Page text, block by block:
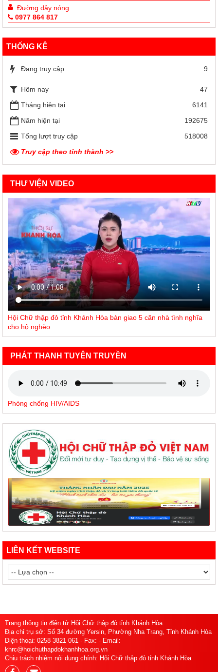
Đường dây nóng
0977 864 817
THỐNG KÊ
Đang truy cập 9
Hôm nay
47
Tháng hiện tại
6141
Năm hiện tại
192675
Tổng lượt truy cập
518008
Truy cập theo tỉnh thành >>
THƯ VIỆN VIDEO
Hội Chữ thập đỏ tỉnh Khánh Hòa bàn giao 5 căn nhà tình nghĩa
cho hộ nghèo
PHÁT THANH TUYÊN TRUYỀN
Phòng chống HIV/AIDS
LIÊN KẾT WEBSITE
Trang thông tin điện tử Hội Chữ thập đỏ tỉnh Khánh Hòa
Địa chỉ trụ sở: Số 34 đường Yersin, Phường Nha Trang, Tỉnh Khánh Hòa
Điện thoại: 0258 3821 061 - Fax: - Email:
khrc@hoichuthapdokhanhhoa.org.vn
Chịu trách nhiệm nội dung chính: Hội Chữ thập đỏ tỉnh Khánh Hòa